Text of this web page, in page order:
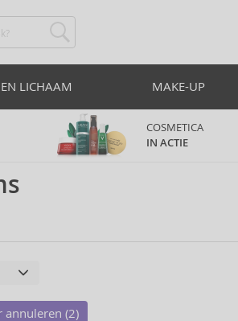
LICHAAM MAKE-UP
COSMETICA
IN ACTIE
annuleren (2)